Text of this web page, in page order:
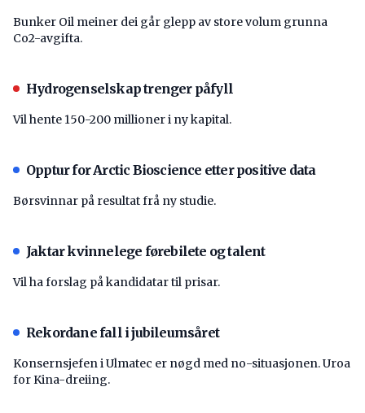
Bunker Oil meiner dei går glepp av store volum grunna
Co2-avgifta.
Hydrogenselskap trenger påfyll
Vil hente 150-200 millioner i ny kapital.
Opptur for Arctic Bioscience etter positive data
Børsvinnar på resultat frå ny studie.
Jaktar kvinnelege førebilete og talent
Vil ha forslag på kandidatar til prisar.
Rekordane fall i jubileumsåret
Konsernsjefen i Ulmatec er nøgd med no-situasjonen. Uroa
for Kina-dreiing.